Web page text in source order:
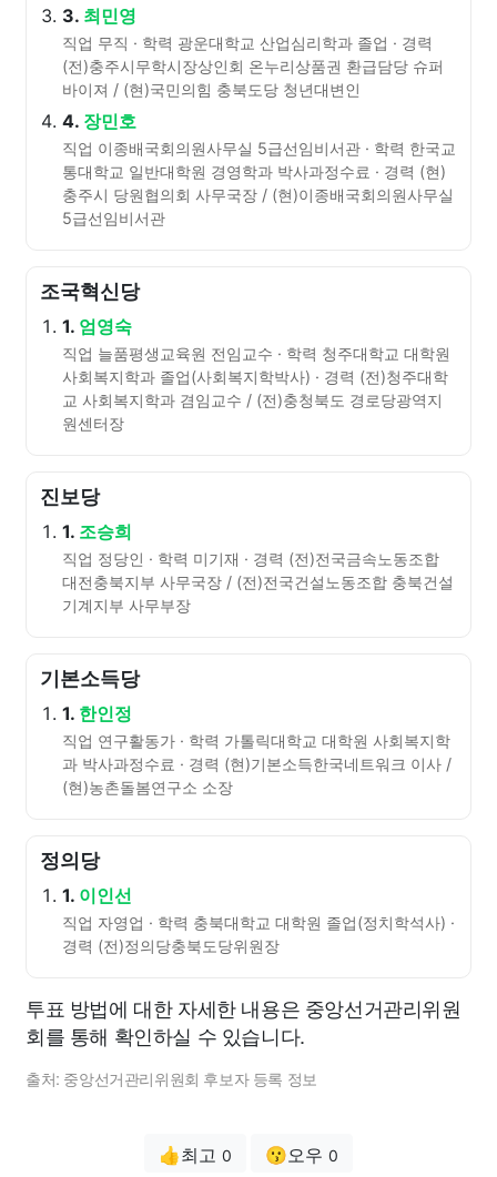
3. 최민영
직업 무직 · 학력 광운대학교 산업심리학과 졸업 · 경력
(전)충주시무학시장상인회 온누리상품권 환급담당 슈퍼
바이져 / (현)국민의힘 충북도당 청년대변인
4. 장민호
직업 이종배국회의원사무실 5급선임비서관 · 학력 한국교
통대학교 일반대학원 경영학과 박사과정수료 · 경력 (현)
충주시 당원협의회 사무국장 / (현)이종배국회의원사무실
5급선임비서관
조국혁신당
1. 엄영숙
직업 늘품평생교육원 전임교수 · 학력 청주대학교 대학원
사회복지학과 졸업(사회복지학박사) · 경력 (전)청주대학
교 사회복지학과 겸임교수 / (전)충청북도 경로당광역지
원센터장
진보당
1. 조승희
직업 정당인 · 학력 미기재 · 경력 (전)전국금속노동조합
대전충북지부 사무국장 / (전)전국건설노동조합 충북건설
기계지부 사무부장
기본소득당
1. 한인정
직업 연구활동가 · 학력 가톨릭대학교 대학원 사회복지학
과 박사과정수료 · 경력 (현)기본소득한국네트워크 이사 /
(현)농촌돌봄연구소 소장
정의당
1. 이인선
직업 자영업 · 학력 충북대학교 대학원 졸업(정치학석사) ·
경력 (전)정의당충북도당위원장
투표 방법에 대한 자세한 내용은 중앙선거관리위원
회를 통해 확인하실 수 있습니다.
출처: 중앙선거관리위원회 후보자 등록 정보
👍최고 0 😗오우 0